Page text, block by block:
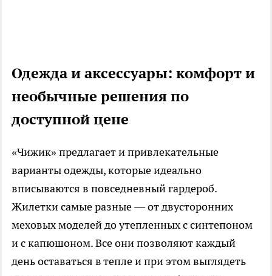
Одежда и аксессуары: комфорт и
необычные решения по
доступной цене
«Чижик» предлагает и привлекательные
варианты одежды, которые идеально
вписываются в повседневный гардероб.
Жилетки самые разные — от двусторонних
меховых моделей до утепленных с синтепоном
и с капюшоном. Все они позволяют каждый
день оставаться в тепле и при этом выглядеть